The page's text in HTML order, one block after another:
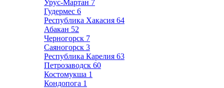
Урус-Мартан 7
Гудермес 6
Республика Хакасия 64
Абакан 52
Черногорск 7
Саяногорск 3
Республика Карелия 63
Петрозаводск 60
Костомукша 1
Кондопога 1